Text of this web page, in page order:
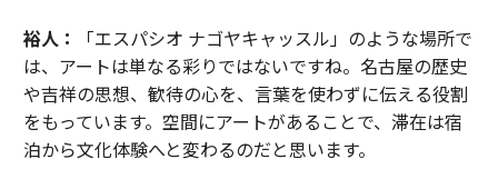
裕人：
「エスパシオ ナゴヤキャッスル」のような場所で
は、アートは単なる彩りではないですね。名古屋の歴史
や吉祥の思想、歓待の心を、言葉を使わずに伝える役割
をもっています。空間にアートがあることで、滞在は宿
泊から文化体験へと変わるのだと思います。